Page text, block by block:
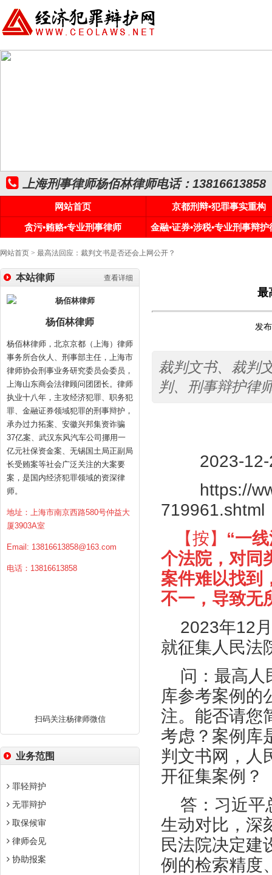
上海刑事律师杨佰林律师电话：13816613858
网站首页
京都刑辩•犯罪事实重构
贪污•贿赂•专业刑事律师
金融•证券•涉税•专业刑事辩护
网站首页 > 最高法回应：裁判文书是否还会上网公开？
查看详细
本站律师
杨佰林律师
杨佰林律师，北京京都（上海）律师
事务所合伙人、刑事部主任，上海市
律师协会刑事业务研究委员会委员，
上海山东商会法律顾问团团长。律师
执业十八年，主攻经济犯罪、职务犯
罪、金融证券领域犯罪的刑事辩护，
承办过力拓案、安徽兴邦集资诈骗
37亿案、武汉东风汽车公司挪用一
亿元社保资金案、无锡国土局正副局
长受贿案等社会广泛关注的大案要
案，是国内经济犯罪领域的资深律
师。
地址：上海市南京西路580号仲益大
厦3903A室
Email: 13816613858@163.com
电话：13816613858
扫码关注杨律师微信
业务范围
罪轻辩护
无罪辩护
取保候审
律师会见
协助报案
最
发
裁判文书、裁判
判、刑事辩护律
2023-
https://
719961.shtml
【按】 “一
个法院，对同
案件难以找到
不一，导致无
2023年12月
就征集人民法
问：最高人
库参考案例的
注。能否请您
考虑？案例库
判文书网，人
开征集案例？
答：习近平
生动对比，深
民法院决定建
例的检索精度